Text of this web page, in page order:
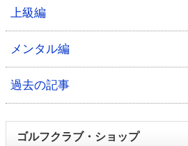
上級編
メンタル編
過去の記事
ゴルフクラブ・ショップ